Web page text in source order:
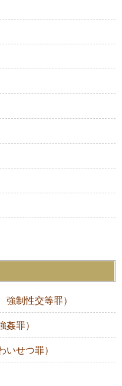
制性交等罪）
罪）
せつ罪）